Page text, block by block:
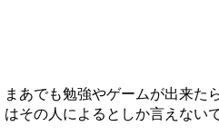
まあでも勉強やゲームが出来た
はその人によるとしか言えない